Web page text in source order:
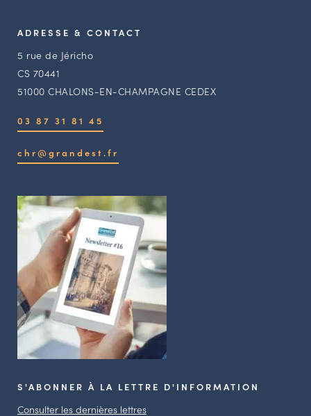
ADRESSE & CONTACT
5 rue de Jéricho
CS 70441
51000 CHALONS-EN-CHAMPAGNE CEDEX
03 87 31 81 45
chr@grandest.fr
S'ABONNER À LA LETTRE D'INFORMATION
Consulter les dernières lettres